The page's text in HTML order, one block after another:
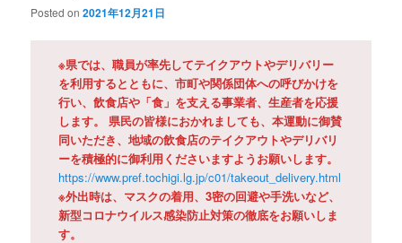
Posted on2021年12月21日
※県では、職員が率先してテイクアウトやデリバリー
を利用するとともに、市町や関係団体への呼びかけを
行い、飲食店や「食」を支える事業者、生産者を応援
します。 県民の皆様におかれましても、本運動に御賛
同いただき、地域の飲食店のテイクアウトやデリバリ
ーを積極的に御利用くださいますようお願いします。
https://www.pref.tochigi.lg.jp/c01/takeout_delivery.html
※外出時は、マスクの着用、3密の回避や手洗いなど、
新型コロナウイルス感染防止対策の徹底をお願いしま
す。